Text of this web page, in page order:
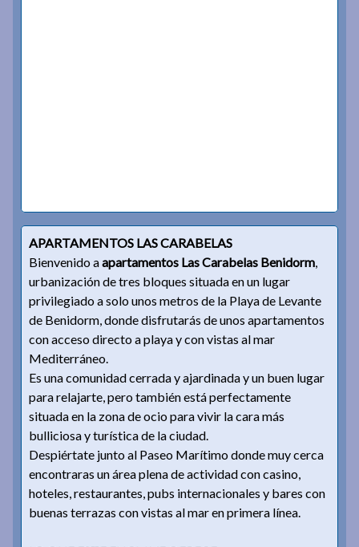
APARTAMENTOS LAS CARABELAS
Bienvenido aapartamentos Las Carabelas Benidorm,
urbanización de tres bloques situada en un lugar
privilegiado a solo unos metros de la Playa de Levante
de Benidorm, donde disfrutarás de unos apartamentos
con acceso directo a playa y con vistas al mar
Mediterráneo.
Es una comunidad cerrada y ajardinada y un buen lugar
para relajarte, pero también está perfectamente
situada en la zona de ocio para vivir la cara más
bulliciosa y turística de la ciudad.
Despiértate junto al Paseo Marítimo donde muy cerca
encontraras un área plena de actividad con casino,
hoteles, restaurantes, pubs internacionales y bares con
buenas terrazas con vistas al mar en primera línea.